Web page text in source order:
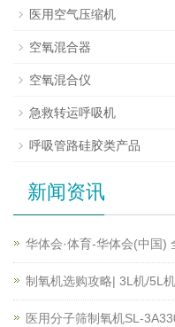
医用空气压缩机
空氧混合器
空氧混合仪
急救转运呼吸机
呼吸管路硅胶类产品
新闻资讯
华体会·体育-华体会(中国)
制氧机选购攻略| 3L机/5L
医用分子筛制氧机SL-